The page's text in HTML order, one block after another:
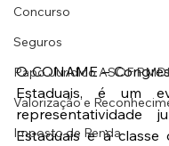
Concurso
Seguros
Papo Jurídico ASOF
Valorização e
Imposto de Renda
O CONAME –
Estaduais, é um
representatividade
Estaduais e à classe